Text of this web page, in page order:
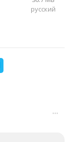
русский
···